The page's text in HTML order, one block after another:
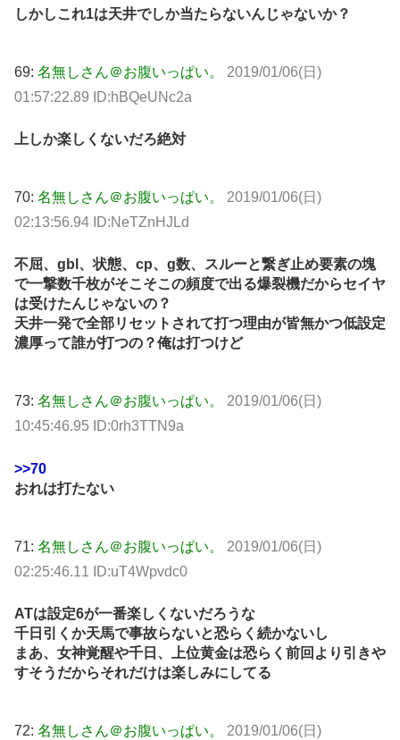
しかしこれ1は天井でしか当たらないんじゃないか？
69: 名無しさん＠お腹いっぱい。
2019/01/06(日)
01:57:22.89 ID:hBQeUNc2a
上しか楽しくないだろ絶対
70: 名無しさん＠お腹いっぱい。
2019/01/06(日)
02:13:56.94 ID:NeTZnHJLd
不屈、gbl、状態、cp、g数、スルーと繋ぎ止め要素の塊
で一撃数千枚がそこそこの頻度で出る爆裂機だからセイヤ
は受けたんじゃないの？
天井一発で全部リセットされて打つ理由が皆無かつ低設定
濃厚って誰が打つの？俺は打つけど
73: 名無しさん＠お腹いっぱい。
2019/01/06(日)
10:45:46.95 ID:0rh3TTN9a
>>70
おれは打たない
71: 名無しさん＠お腹いっぱい。
2019/01/06(日)
02:25:46.11 ID:uT4Wpvdc0
ATは設定6が一番楽しくないだろうな
千日引くか天馬で事故らないと恐らく続かないし
まあ、女神覚醒や千日、上位黄金は恐らく前回より引きや
すそうだからそれだけは楽しみにしてる
72: 名無しさん＠お腹いっぱい。
2019/01/06(日)